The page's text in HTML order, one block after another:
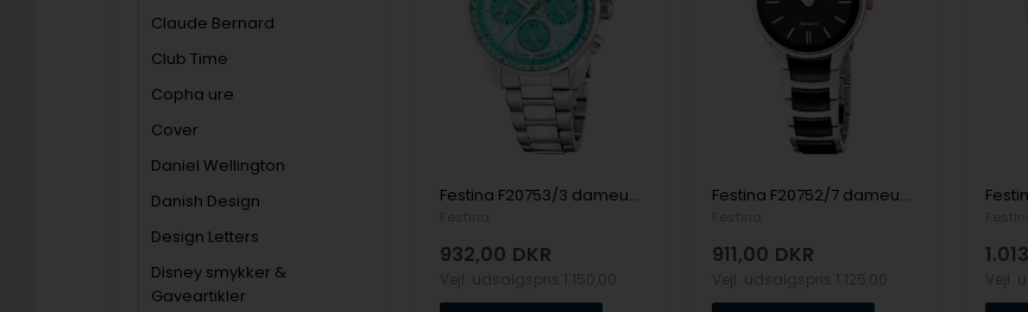
Claude Bernard
Club Time
Copha ure
Cover
Daniel Wellington
Danish Design
Design Letters
Disney smykker &
Gaveartikler
Festina F20753/3 dameur Boyfriend Chronograph 38mm 10ATM
932,00 DKR
Festina F20752/7 dameur Ceramic 31mm 5ATM
911,00 DKR